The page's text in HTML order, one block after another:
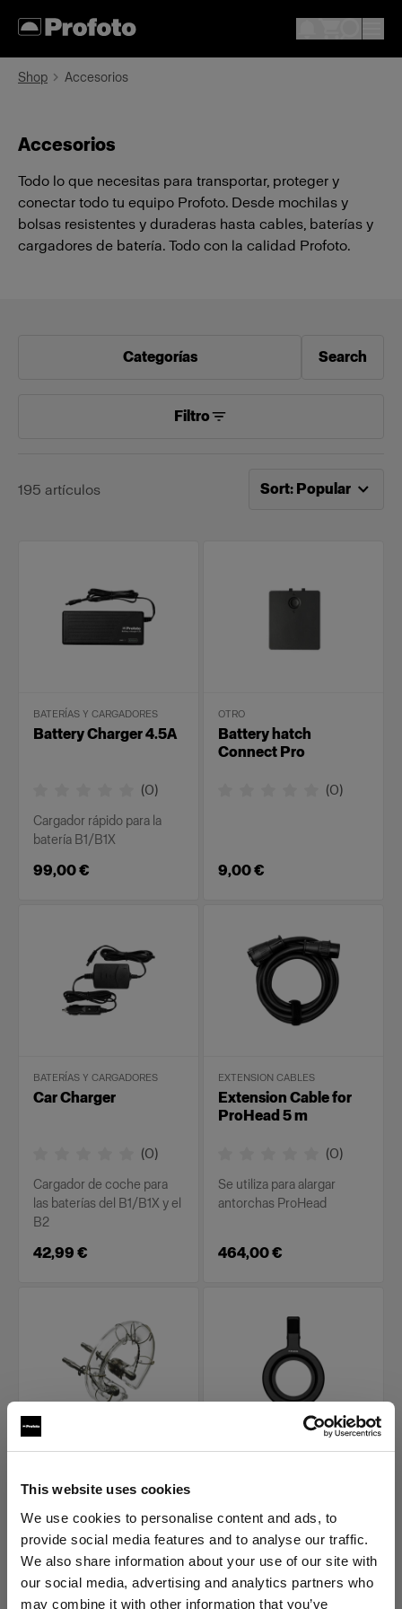
This website uses cookies
We use cookies to personalise content and ads, to
provide social media features and to analyse our traffic.
We also share information about your use of our site with
our social media, advertising and analytics partners who
may combine it with other information that you’ve
Shop Accesorios
Accesorios
Todo lo que necesitas para transportar, proteger y
conectar todo tu equipo Profoto. Desde mochilas y
bolsas resistentes y duraderas hasta cables, baterías y
cargadores de batería. Todo con la calidad Profoto.
Categorías Search
Filtro
195 artículos
Ahora ordenado por
Sort: Popular
BATERÍAS Y CARGADORES
Battery Charger 4.5A
(0)
Cargador rápido para la
batería B1/B1X
99,00 €
OTRO
Battery hatch
Connect Pro
(0)
9,00 €
BATERÍAS Y CARGADORES
Car Charger
(0)
Cargador de coche para
las baterías del B1/B1X y el
B2
42,99 €
EXTENSION CABLES
Extension Cable for
ProHead 5 m
(0)
Se utiliza para alargar
antorchas ProHead
464,00 €
Flashtube for
ProHead Perfect ARC
(0 )
Tubo de flash de repuesto
para ProHead y Pro-B
Head
Small
0 )
Portagobos de repuesto
para Spot Small